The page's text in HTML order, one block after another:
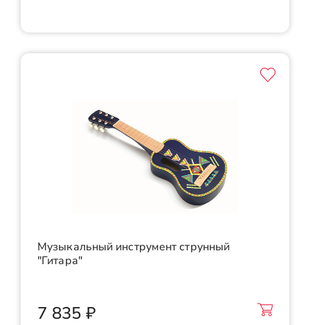
Музыкальный инструмент струнный
"Гитара"
7 835 ₽